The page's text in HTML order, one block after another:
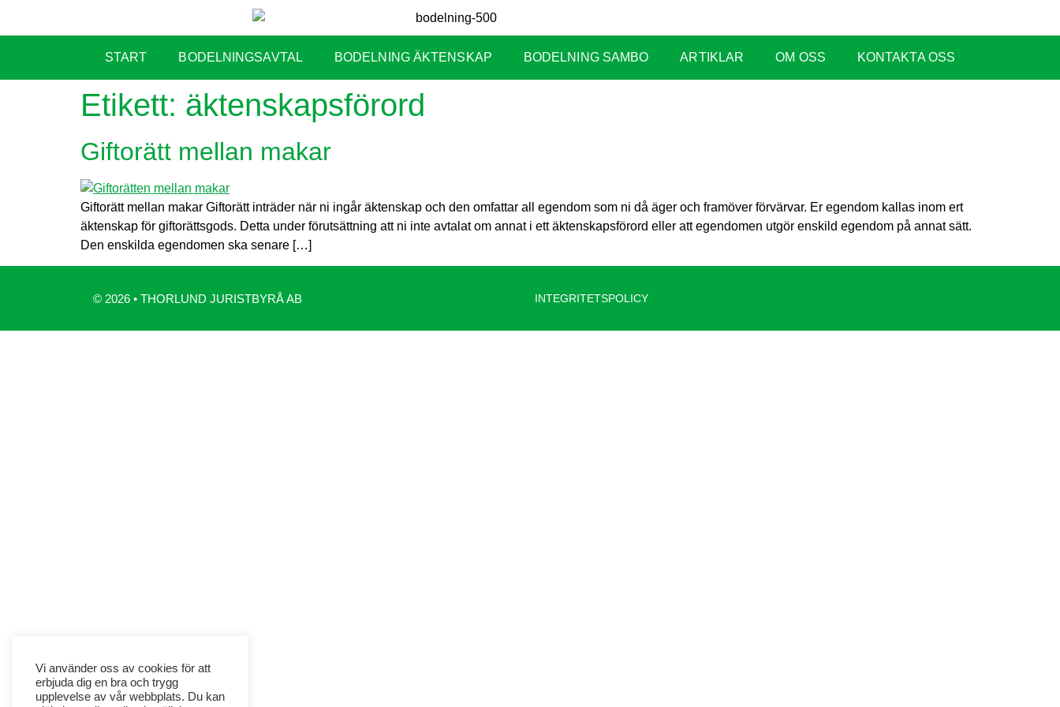
START BODELNINGSAVTAL BODELNING ÄKTENSKAP BODELNING SAMBO ARTIKLAR OM OSS KONTAKTA OSS
Etikett: äktenskapsförord
Giftorätt mellan makar
Giftorätt mellan makar Giftorätt inträder när ni ingår äktenskap och den omfattar all egendom som ni då äger och framöver förvärvar. Er egendom kallas inom ert
äktenskap för giftorättsgods. Detta under förutsättning att ni inte avtalat om annat i ett äktenskapsförord eller att egendomen utgör enskild egendom på annat sätt.
Den enskilda egendomen ska senare […]
© 2026 • THORLUND JURISTBYRÅ AB INTEGRITETSPOLICY
Vi använder oss av cookies för att
erbjuda dig en bra och trygg
upplevelse av vår webbplats. Du kan